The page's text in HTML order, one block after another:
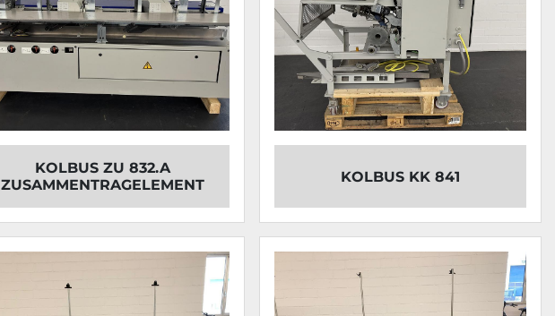
KOLBUS ZU 832.A
ZUSAMMENTRAGELEMENT
KOLBUS KK 841